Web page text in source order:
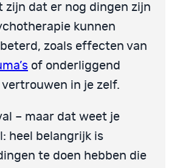
zijn dat er nog dingen zijn
kunnen
zoals effecten van
of onderliggend
vertrouwen in je zelf.
– maar dat weet je
heel belangrijk is
te doen hebben die